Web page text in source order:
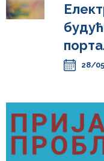
28/